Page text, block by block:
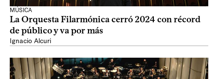
MÚSICA
La Orquesta Filarmónica cerró 2024 con récord
de público y va por más
Ignacio Alcuri